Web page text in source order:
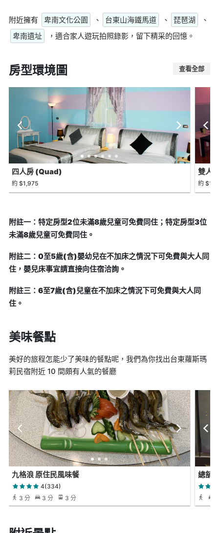
附近擁有 卑南文化公園 、 台東山海鐵馬道 、 琵琶湖
、
卑南遺址
，適合家人遊玩拍照錄影，留下精采的回憶。
房型環境圖 查看全部
四人房 (Quad)
約 $1,975
雙人
約
附註一：特定房型2位未滿8歲兒童可免費同住；特定房型3位
未滿8歲兒童可免費同住。
附註二：0至5歲(含)嬰幼兒在不加床之情況下可免費與大人同
住，嬰兒床事宜請直接向住宿洽詢。
附註三：6至7歲(含)兒童在不加床之情況下可免費與大人同
住。
美味餐點
美好的旅程怎能少了美味的餐點呢，我們為你找出台東蘿斯瑪
莉民宿附近 10 間頗有人氣的餐廳
九格浪 原住民風味餐
4(334)
3 分
3 分 3 分
總舖